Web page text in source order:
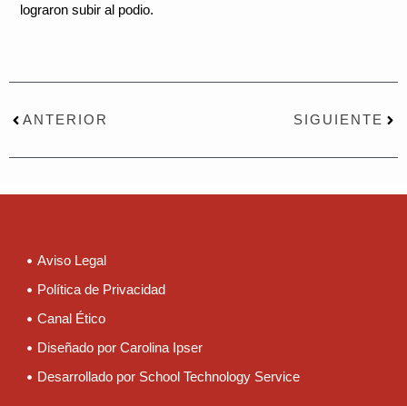
lograron subir al podio.
ANTERIOR
SIGUIENTE
Aviso Legal
Política de Privacidad
Canal Ético
Diseñado por Carolina Ipser
Desarrollado por School Technology Service